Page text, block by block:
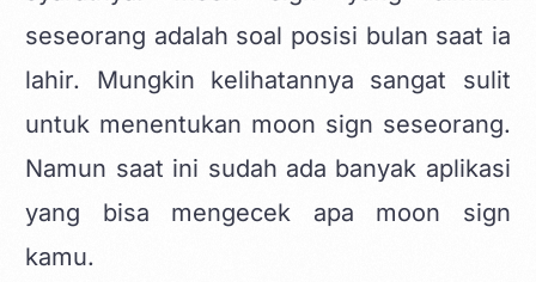
seseorang adalah soal posisi bulan saat ia
lahir. Mungkin kelihatannya sangat sulit
untuk menentukan moon sign seseorang.
Namun saat ini sudah ada banyak aplikasi
yang bisa mengecek apa moon sign
kamu.